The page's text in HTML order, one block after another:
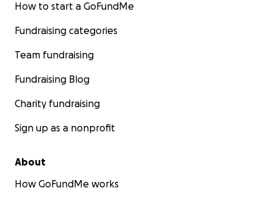
How to start a GoFundMe
Fundraising categories
Team fundraising
Fundraising Blog
Charity fundraising
Sign up as a nonprofit
About
How GoFundMe works